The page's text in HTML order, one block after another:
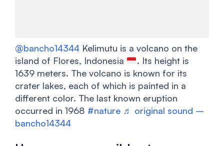
@bancho14344 Kelimutu is a volcano on the
island of Flores, Indonesia
. Its height is
1639 meters. The volcano is known for its
crater lakes, each of which is painted in a
different color. The last known eruption
occurred in 1968 #nature ♬ original sound –
bancho14344